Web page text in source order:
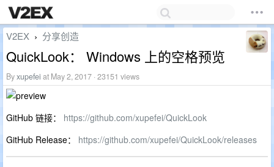
V2EX › 分享创造
QuickLook： Windows 上的空格预览
Byxupefei at May 2, 2017 · 23151 views
GitHub 链接： https://github.com/xupefei/QuickLook
GitHub Release： https://github.com/xupefei/QuickLook/releases